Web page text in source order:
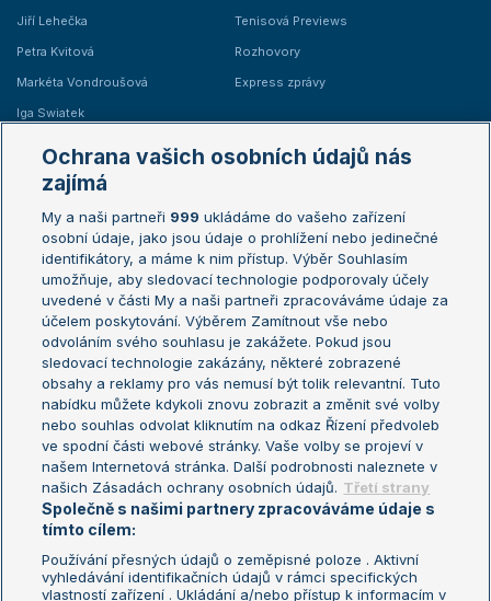
Jiří Lehečka
Petra Kvitová
Markéta Vondroušová
Iga Swiatek
Tenisová Previews
Rozhovory
Express zprávy
Žebříčky
Žebříček ATP (muži)
Žebříček WTA (ženy)
Sázkařský žebříček
Australian Open
French Open
Wimbledon
US Open
Turnaj mistrů
Turnaj mistryň
Aktualní trendy
Fotbalové přestupy
Livesport Daily
LS Prague Open
Ochrana vašich osobních údajů nás
zajímá
My a naši partneři 999 ukládáme do vašeho zařízení
osobní údaje, jako jsou údaje o prohlížení nebo jedinečné
identifikátory, a máme k nim přístup. Výběr Souhlasím
umožňuje, aby sledovací technologie podporovaly účely
uvedené v části My a naši partneři zpracováváme údaje za
účelem poskytování. Výběrem Zamítnout vše nebo
odvoláním svého souhlasu je zakážete. Pokud jsou
sledovací technologie zakázány, některé zobrazené
obsahy a reklamy pro vás nemusí být tolik relevantní. Tuto
nabídku můžete kdykoli znovu zobrazit a změnit své volby
nebo souhlas odvolat kliknutím na odkaz Řízení předvoleb
ve spodní části webové stránky. Vaše volby se projeví v
našem Internetová stránka. Další podrobnosti naleznete v
našich Zásadách ochrany osobních údajů. Třetí strany
Společně s našimi partnery zpracováváme údaje s
tímto cílem:
Používání přesných údajů o zeměpisné poloze . Aktivní
vyhledávání identifikačních údajů v rámci specifických
vlastností zařízení . Ukládání a/nebo přístup k informacím v